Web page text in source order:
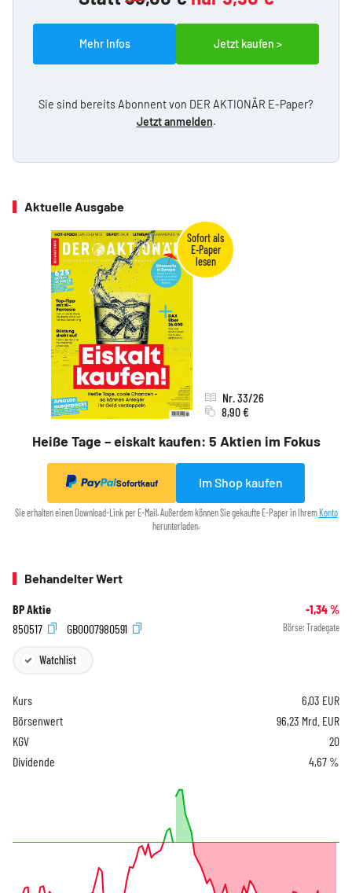
Mehr Infos Jetzt kaufen >
Sie sind bereits Abonnent von DER AKTIONÄR E-Paper?
Jetzt anmelden.
Aktuelle Ausgabe
Heiße Tage – eiskalt kaufen: 5 Aktien im Fokus
Nr. 33/26
8,90 €
Sofortkauf Im Shop kaufen
Sie erhalten einen Download-Link per E-Mail. Außerdem können Sie gekaufte E-Paper in IhremKonto
herunterladen.
Behandelter Wert
BP Aktie -1,34%
850517
GB0007980591 Börse: Tradegate
Watchlist
Kurs 6,03 EUR
Börsenwert
96,23 Mrd. EUR
KGV
20
Dividende
4,67 %